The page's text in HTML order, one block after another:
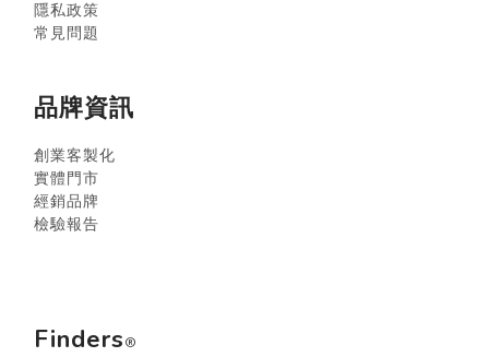
隱私政策
常見問題
品牌資訊
創業客製化
實體門市
經銷品牌
檢驗報告
Finders®